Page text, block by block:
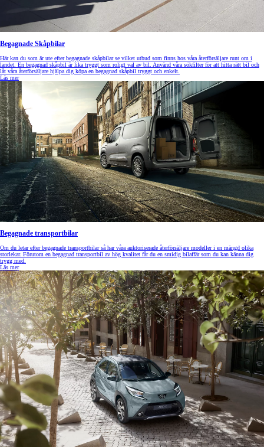
Begagnade Skåpbilar
Här kan du som är ute efter begagnade skåpbilar se vilket utbud som finns hos våra återförsäljare runt om i
landet. En begagnad skåpbil är lika tryggt som roligt val av bil. Använd våra sökfilter för att hitta rätt bil och
låt våra återförsäljare hjälpa dig köpa en begagnad skåpbil tryggt och enkelt.
Läs mer
Begagnade transportbilar
Om du letar efter begagnade transportbilar så har våra auktoriserade återförsäljare modeller i en mängd olika
storlekar. Förutom en begagnad transportbil av hög kvalitet får du en smidig bilaffär som du kan känna dig
trygg med.
Läs mer